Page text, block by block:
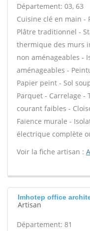
Département: 03, 63
Cuisine clé en main -
Plâtre traditionnel -
thermique des murs
non aménageables -
aménageables -
Papier peint - Sol
Parquet - Carrelage -
courant faibles -
Faïence murale -
électrique complète
Voir la fiche artisan :
Imhotep office
Artisan
Département: 81